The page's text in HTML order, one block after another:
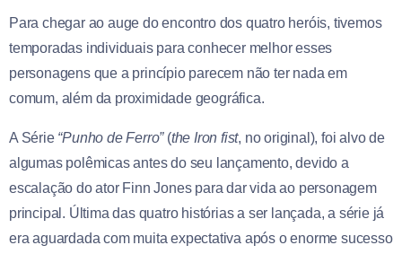
Para chegar ao auge do encontro dos quatro heróis, tivemos
temporadas individuais para conhecer melhor esses
personagens que a princípio parecem não ter nada em
comum, além da proximidade geográfica.
A Série “Punho de Ferro”(the Iron fist, no original), foi alvo de
algumas polêmicas antes do seu lançamento, devido a
escalação do ator Finn Jones para dar vida ao personagem
principal. Última das quatro histórias a ser lançada, a série já
era aguardada com muita expectativa após o enorme sucesso